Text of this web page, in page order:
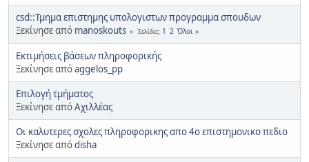
csd::Τμημα επιστημης υπολογιστων προγραμμα σπουδων
Ξεκίνησε από manoskouts Σελίδες 1 2 Όλοι
Εκτιμήσεις βάσεων πληροφορικής
Ξεκίνησε απόaggelos_pp
Επιλογή τμήματος
Ξεκίνησε απόΑχιλλέας
Οι καλυτερες σχολες πληροφορικης απο 4ο επιστημονικο πεδιο
Ξεκίνησε απόdisha